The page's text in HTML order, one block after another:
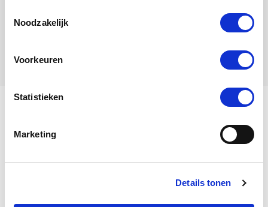
Noodzakelijk
Voorkeuren
Statistieken
Marketing
Details tonen